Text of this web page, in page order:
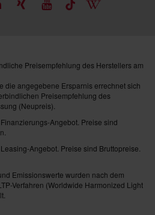
Preisempfehlung des Herstellers am
die angegebene Ersparnis errechnet sich
Preisempfehlung des
(Neupreis).
Angebot. Preise sind
Angebot. Preise sind Bruttopreise.
Emissionswerte wurden nach dem
Verfahren (Worldwide Harmonized Light